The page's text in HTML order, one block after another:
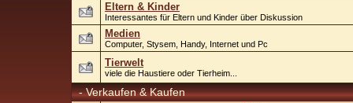
Eltern & Kinder
Interessantes für Eltern und Kinder über Diskussion
Medien
Computer, Stysem, Handy, Internet und Pc
Tierwelt
viele die Haustiere oder Tierheim...
- Verkaufen & Kaufen